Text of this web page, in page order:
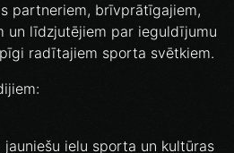
partneriem, brīvprātīgajiem,
un līdzjutējiem par ieguldījumu
radītajiem sporta svētkiem.
jauniešu ielu sporta un kultūras